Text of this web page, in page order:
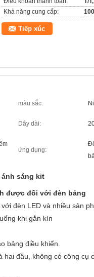
Khả năng cung cấp:
Tiếp xúc
màu sắc:
Dây dài:
ứng dụng:
ánh sáng kit
được đối với đèn bảng
đèn LED và nhiều sản
khi gắn kín
bảng điều khiển.
đầu, không có công cụ